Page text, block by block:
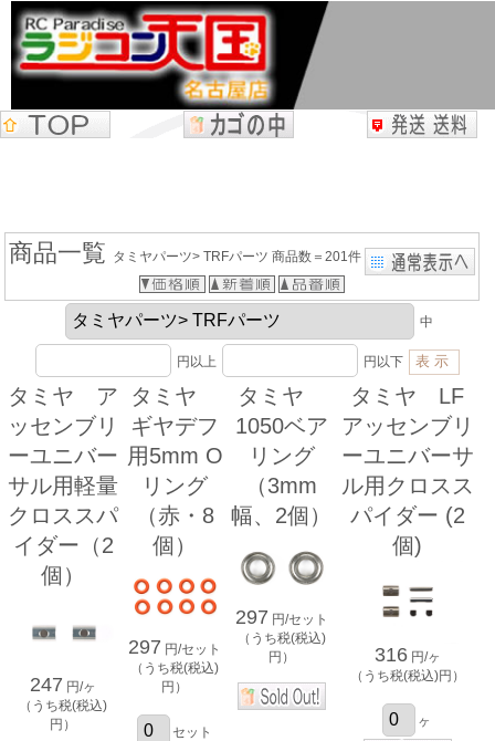
商品一覧 タミヤパーツ> TRFパーツ 商品数＝201件
中
円以上 円以下
タミヤ ア
ッセンブリ
ーユニバー
サル用軽量
クロススパ
イダー（2
個）
247 円/ヶ
（うち税(税込)
円）
タミヤ
ギヤデフ
用5mm O
リング
（赤・8
個）
297 円/セット
（うち税(税込)
円）
セット
タミヤ
1050ベア
リング
（3mm
幅、2個）
297 円/セット
（うち税(税込)
円）
タミヤ LF
アッセンブリ
ーユニバーサ
ル用クロスス
パイダー (2
個)
316 円/ヶ
（うち税(税込)円）
ヶ